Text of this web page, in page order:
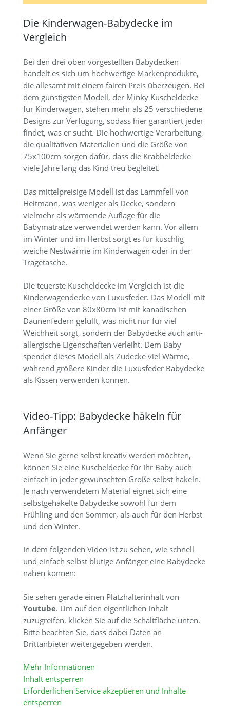
Die Kinderwagen-Babydecke im
Vergleich
Bei den drei oben vorgestellten Babydecken
handelt es sich um hochwertige Markenprodukte,
die allesamt mit einem fairen Preis überzeugen. Bei
dem günstigsten Modell, der Minky Kuscheldecke
für Kinderwagen, stehen mehr als 25 verschiedene
Designs zur Verfügung, sodass hier garantiert jeder
findet, was er sucht. Die hochwertige Verarbeitung,
die qualitativen Materialien und die Größe von
75x100cm sorgen dafür, dass die Krabbeldecke
viele Jahre lang das Kind treu begleitet.
Das mittelpreisige Modell ist das Lammfell von
Heitmann, was weniger als Decke, sondern
vielmehr als wärmende Auflage für die
Babymatratze verwendet werden kann. Vor allem
im Winter und im Herbst sorgt es für kuschlig
weiche Nestwärme im Kinderwagen oder in der
Tragetasche.
Die teuerste Kuscheldecke im Vergleich ist die
Kinderwagendecke von Luxusfeder. Das Modell mit
einer Größe von 80x80cm ist mit kanadischen
Daunenfedern gefüllt, was nicht nur für viel
Weichheit sorgt, sondern der Babydecke auch anti-
allergische Eigenschaften verleiht. Dem Baby
spendet dieses Modell als Zudecke viel Wärme,
während größere Kinder die Luxusfeder Babydecke
als Kissen verwenden können.
Video-Tipp: Babydecke häkeln für
Anfänger
Wenn Sie gerne selbst kreativ werden möchten,
können Sie eine Kuscheldecke für Ihr Baby auch
einfach in jeder gewünschten Größe selbst häkeln.
Je nach verwendetem Material eignet sich eine
selbstgehäkelte Babydecke sowohl für dem
Frühling und den Sommer, als auch für den Herbst
und den Winter.
In dem folgenden Video ist zu sehen, wie schnell
und einfach selbst blutige Anfänger eine Babydecke
nähen können:
Sie sehen gerade einen Platzhalterinhalt von
Youtube. Um auf den eigentlichen Inhalt
zuzugreifen, klicken Sie auf die Schaltfläche unten.
Bitte beachten Sie, dass dabei Daten an
Drittanbieter weitergegeben werden.
Mehr Informationen
Inhalt entsperren
Erforderlichen Service akzeptieren und Inhalte
entsperren